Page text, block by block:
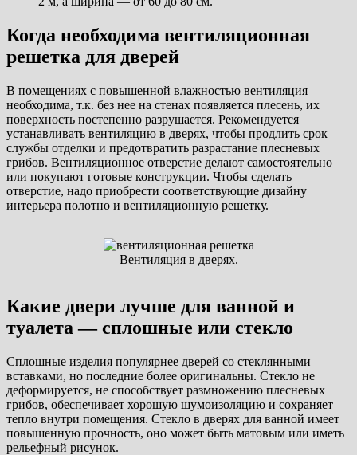
Когда необходима вентиляционная
решетка для дверей
В помещениях с повышенной влажностью вентиляция
необходима, т.к. без нее на стенах появляется плесень, их
поверхность постепенно разрушается. Рекомендуется
устанавливать вентиляцию в дверях, чтобы продлить срок
службы отделки и предотвратить разрастание плесневых
грибов. Вентиляционное отверстие делают самостоятельно
или покупают готовые конструкции. Чтобы сделать
отверстие, надо приобрести соответствующие дизайну
интерьера полотно и вентиляционную решетку.
Вентиляция в дверях.
Какие двери лучше для ванной и
туалета — сплошные или стекло
Сплошные изделия популярнее дверей со стеклянными
вставками, но последние более оригинальны. Стекло не
деформируется, не способствует размножению плесневых
грибов, обеспечивает хорошую шумоизоляцию и сохраняет
тепло внутри помещения. Стекло в дверях для ванной имеет
повышенную прочность, оно может быть матовым или иметь
рельефный рисунок.